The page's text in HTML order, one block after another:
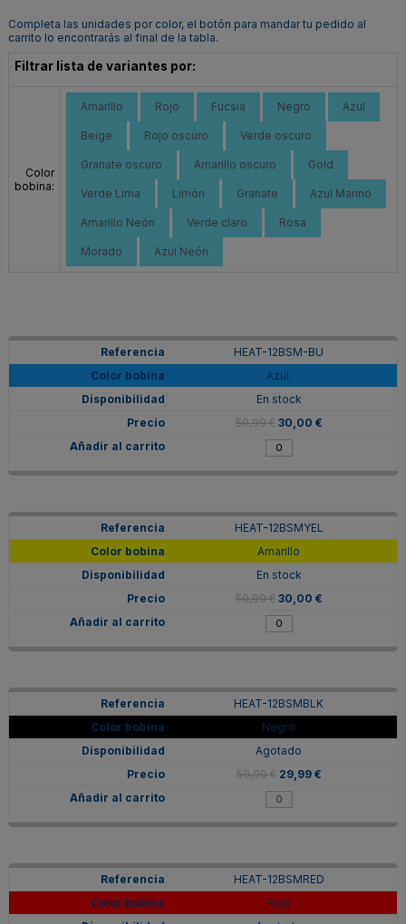
Completa las unidades por color, el botón para mandar tu pedido al
carrito lo encontrarás al final de la tabla.
Filtrar lista de variantes por:
Color
bobina:
Amarillo Rojo Fucsia Negro Azul
Beige Rojo oscuro Verde oscuro
Granate oscuro Amarillo oscuro Gold
Verde Lima Limón Granate Azul Marino
Amarillo Neón Verde claro Rosa
Morado Azul Neón
HEAT-12BSM-BU
Azul
En stock
59,99 € 30,00 €
HEAT-12BSMYEL
Amarillo
En stock
59,99 € 30,00 €
HEAT-12BSMBLK
Negro
Agotado
59,99 € 29,99 €
HEAT-12BSMRED
Rojo